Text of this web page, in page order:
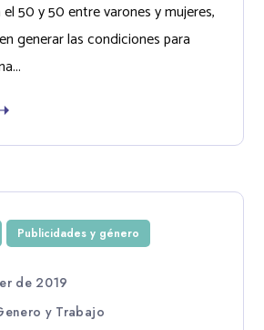
50 y 50 entre varones y mujeres,
generar las condiciones para
Publicidades y género
de 2019
y Trabajo